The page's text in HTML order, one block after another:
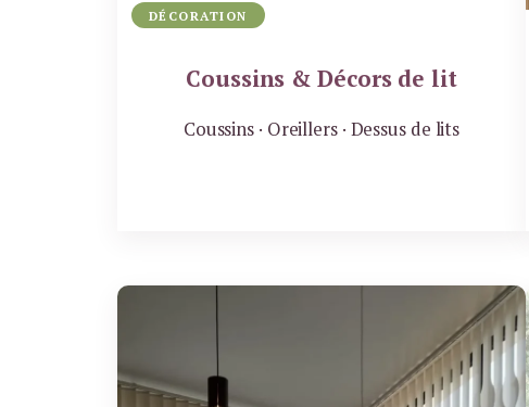
DÉCORATION
Coussins & Décors de lit
Coussins · Oreillers · Dessus de lits